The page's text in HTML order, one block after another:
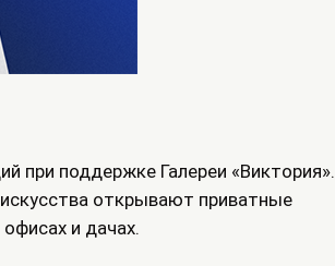
при поддержке Галереи «Виктория».
открывают приватные
и дачах.